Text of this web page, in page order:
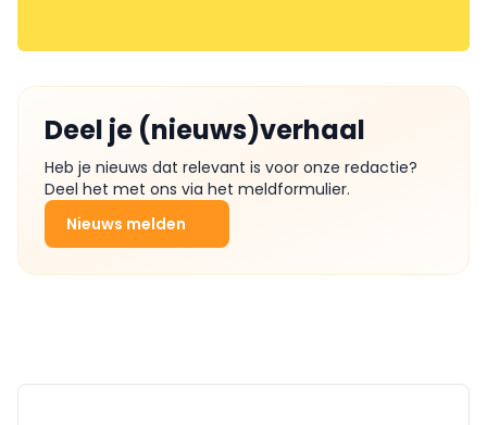
Deel je (nieuws)verhaal
Heb je nieuws dat relevant is voor onze redactie?
Deel het met ons via het meldformulier.
Nieuws melden